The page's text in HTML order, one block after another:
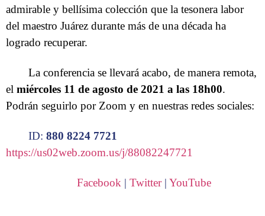
admirable y bellísima colección que la tesonera labor
del maestro Juárez durante más de una década ha
logrado recuperar.
La conferencia se llevará acabo, de manera remota,
el miércoles 11 de agosto de 2021 a las 18h00.
Podrán seguirlo por Zoom y en nuestras redes sociales:
ID:880 8224 7721
https://us02web.zoom.us/j/88082247721
Facebook| Twitter| YouTube